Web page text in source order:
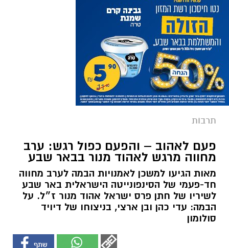
תרבות
פעם לאהוב – והפעם כפול רגש: ערב
מחווה מרגש לאהוד מנור בבאר שבע
מאות הגיעו למשכן לאמנויות הבמה לערב מחווה
חד-פעמי של הסינפונייטה הישראלית באר שבע
לשיריו של חתן פרס ישראל אהוד מנור ז״ל. על
הבמה: עדי כהן ובן ארצי, בניצוחו של דיויד
סולומון